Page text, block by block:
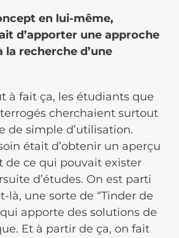
en lui-même,
d’apporter une approche
la recherche d’une
à fait ça, les étudiants que
cherchaient surtout
de simple d’utilisation.
était d’obtenir un aperçu
de ce qui pouvait exister
d’études. On est parti
là, une sorte de “Tinder de
qui apporte des solutions de
Et à partir de ça, on fait